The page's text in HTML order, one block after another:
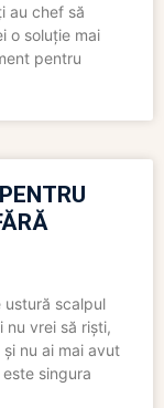
au chef să
o soluție mai
pentru
ustură scalpul
nu vrei să riști,
nu ai mai avut
singura